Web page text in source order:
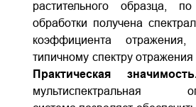
растительного образца,
обработки получена
коэффициента отражения,
типичному спектру отражения
Практическая
мультиспектральная